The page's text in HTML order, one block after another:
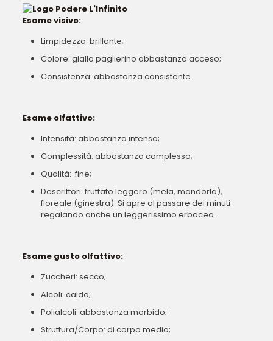
Esame visivo:
Limpidezza: brillante;
Colore: giallo paglierino abbastanza acceso;
Consistenza: abbastanza consistente.
Esame olfattivo:
Intensità: abbastanza intenso;
Complessità: abbastanza complesso;
Qualità: fine;
Descrittori: fruttato leggero (mela, mandorla),
floreale (ginestra). Si apre al passare dei minuti
regalando anche un leggerissimo erbaceo.
Esame gusto olfattivo:
Zuccheri: secco;
Alcoli: caldo;
Polialcoli: abbastanza morbido;
Struttura/Corpo: di corpo medio;